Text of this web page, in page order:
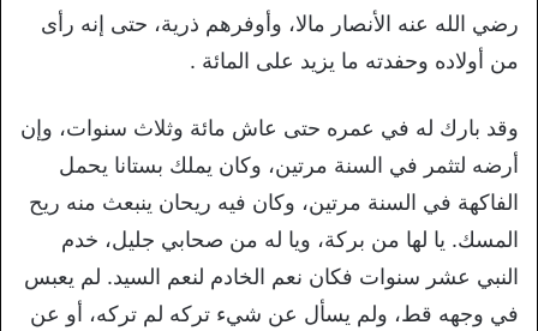
رضي الله عنه الأنصار مالا، وأوفرهم ذرية، حتى إنه رأی
من أولاده وحفدته ما يزيد على المائة .
وقد بارك له في عمره حتى عاش مائة وثلاث سنوات، وإن
أرضه لتثمر في السنة مرتين، وكان يملك بستانا يحمل
الفاكهة في السنة مرتين، وكان فيه ريحان ينبعث منه ريح
المسك. يا لها من بركة، ويا له من صحابي جليل، خدم
النبي عشر سنوات فكان نعم الخادم لنعم السيد. لم يعبس
في وجهه قط، ولم يسأل عن شيء تركه لم تركه، أو عن